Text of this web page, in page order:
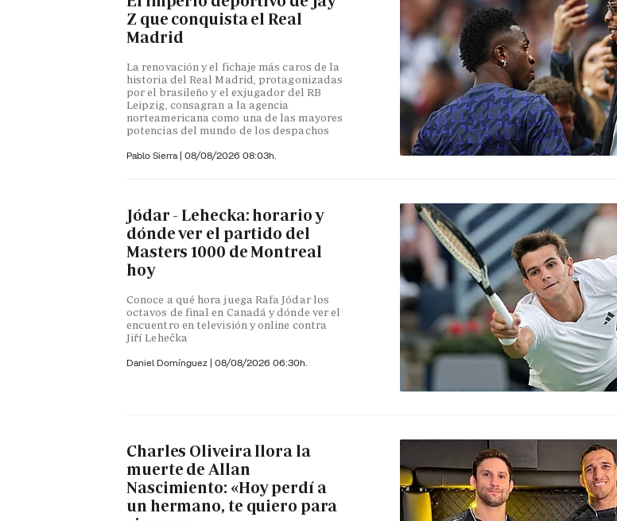
Z que conquista el Real
Madrid
La renovación y el fichaje más caros de la
historia del Real Madrid, protagonizadas
por el brasileño y el exjugador del RB
Leipzig, consagran a la agencia
norteamericana como una de las mayores
potencias del mundo de los despachos
Pablo Sierra | 08/08/2026 08:03h.
Jódar - Lehecka: horario y
dónde ver el partido del
Masters 1000 de Montreal
hoy
Conoce a qué hora juega Rafa Jódar los
octavos de final en Canadá y dónde ver el
encuentro en televisión y online contra
Jiří Lehečka
Daniel Domínguez | 08/08/2026 06:30h.
Charles Oliveira llora la
muerte de Allan
Nascimiento: «Hoy perdí a
un hermano, te quiero para